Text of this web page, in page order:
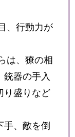
、行動力が
は、 獠の相
銃器の手入
り盛りなど
手、敵を倒